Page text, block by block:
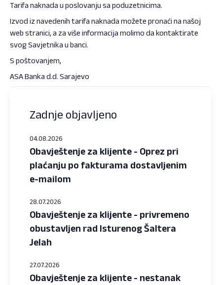
Tarifa naknada u poslovanju sa poduzetnicima.
Izvod iz navedenih tarifa naknada možete pronaći na našoj
web stranici, a za više informacija molimo da kontaktirate
svog Savjetnika u banci.
S poštovanjem,
ASA Banka d.d. Sarajevo
Zadnje objavljeno
04.08.2026
Obavještenje za klijente - Oprez pri
plaćanju po fakturama dostavljenim
e-mailom
28.07.2026
Obavještenje za klijente - privremeno
obustavljen rad Isturenog Šaltera
Jelah
27.07.2026
Obavještenje za klijente - nestanak